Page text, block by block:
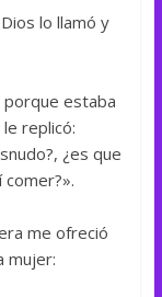
lo llamó y
porque estaba
replicó:
¿es que
me ofreció
mujer: